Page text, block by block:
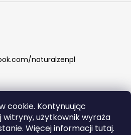
cookie. Kontynuując
witryny, użytkownik wyraża
Więcej informacji tutaj.
naturalzenpl
Shoptet
. Wszystkie prawa